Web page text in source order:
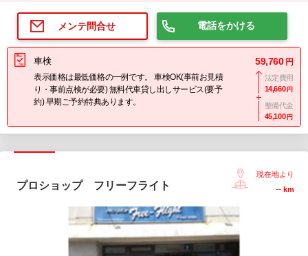
メンテ問合せ 電話をかける
車検
表示価格は最低価格の一例です。 車検OK(事前お見積
り・事前点検が必要) 無料代車貸し出しサービス(要予
約) 早期ご予約特典あります。
59,760 円
法定費用
14,660 円
整備代金
45,100 円
プロショップ フリーフライト
現在地より
-- km